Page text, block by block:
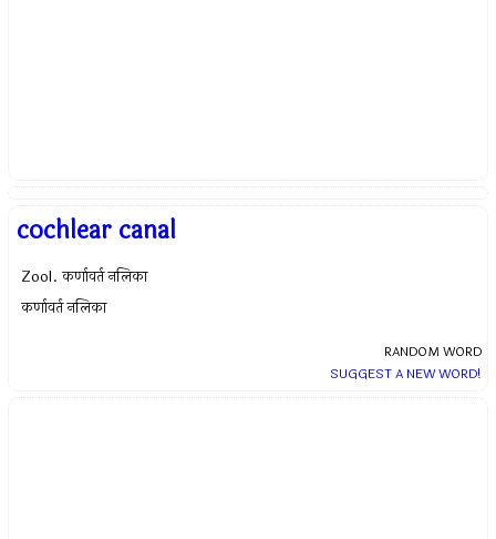
cochlear canal
Zool. कर्णावर्त नलिका
कर्णावर्त नलिका
RANDOM WORD
SUGGEST A NEW WORD!